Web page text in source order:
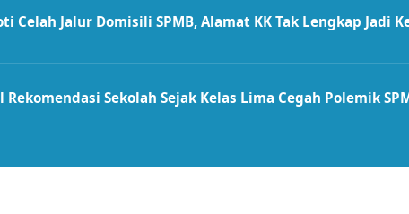
Celah Jalur Domisili SPMB, Alamat KK Tak Lengkap Jadi
Sekolah Sejak Kelas Lima Cegah Polemik